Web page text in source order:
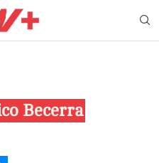
Becerra